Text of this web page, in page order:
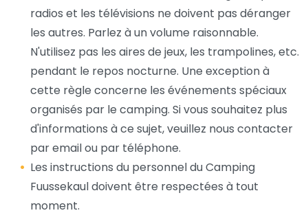
radios et les télévisions ne doivent pas déranger
les autres. Parlez à un volume raisonnable.
N'utilisez pas les aires de jeux, les trampolines, etc.
pendant le repos nocturne. Une exception à
cette règle concerne les événements spéciaux
organisés par le camping. Si vous souhaitez plus
d'informations à ce sujet, veuillez nous contacter
par email ou par téléphone.
Les instructions du personnel du Camping
Fuussekaul doivent être respectées à tout
moment.